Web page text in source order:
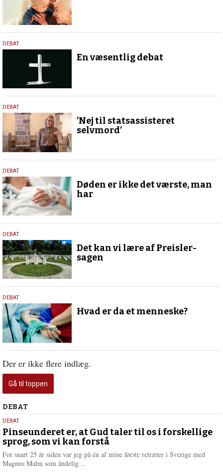
12.
DEBAT
En væsentlig debat
12.
februar
2025
DEBAT
’Nej til statsassisteret
selvmord’
12.
februar
2025
DEBAT
Døden er ikke det værste, man
har
12.
februar
2025
DEBAT
Det kan vi lære af Preisler-
sagen
12.
februar
2025
DEBAT
Hvad er da et menneske?
Der er ikke flere indlæg.
Gå til toppen
Debat
DEBAT
5.
august
2026
DEBAT
Pinseunderet er, at Gud taler til os i forskellige
sprog, som vi kan forstå
For snart 25 år siden var jeg på én af mine første retræter i Sverige med
Magnus Malm som åndelig…